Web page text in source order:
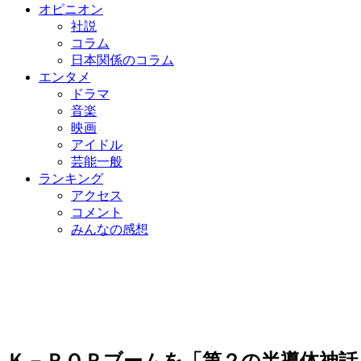
オピニオン
社説
コラム
日本関係のコラム
エンタメ
ドラマ
音楽
映画
アイドル
芸能一般
ランキング
アクセス
コメント
みんなの感想